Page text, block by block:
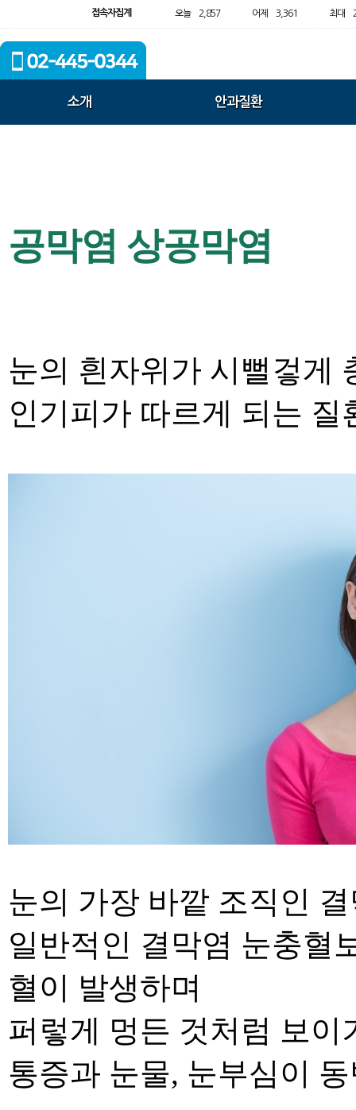
접속자집계 오늘 2,857 어제 3,361 최대
소개 안과질환
공막염 상공막염
눈의 흰자위가 시뻘겋게
인기피가 따르게 되는 질
눈의 가장 바깥 조직인
일반적인 결막염 눈충혈
혈이 발생하며
퍼 렇게 멍든 것처럼 보이
통증과 눈물, 눈부심이